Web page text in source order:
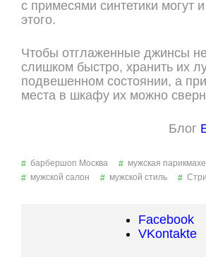
с примесями синтетики могут
этого.
Чтобы отглаженные джинсы
слишком быстро, хранить их
подвешенном состоянии, а
места в шкафу их можно
Блог
барбершоп Москва
мужская
мужской салон
мужской стиль
Facebook
VKontakte